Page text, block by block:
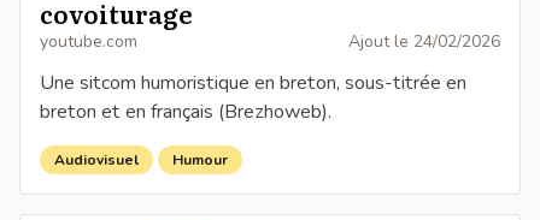
covoiturage
youtube.com Ajout le 24/02/2026
Une sitcom humoristique en breton, sous-titrée en
breton et en français (Brezhoweb).
Audiovisuel Humour